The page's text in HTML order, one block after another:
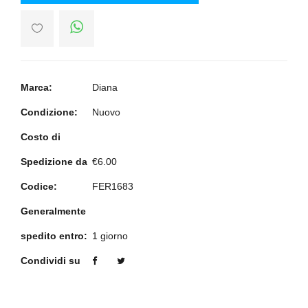
Marca: Diana
Condizione: Nuovo
Costo di
Spedizione da €6.00
Codice: FER1683
Generalmente
spedito entro: 1 giorno
Condividi su